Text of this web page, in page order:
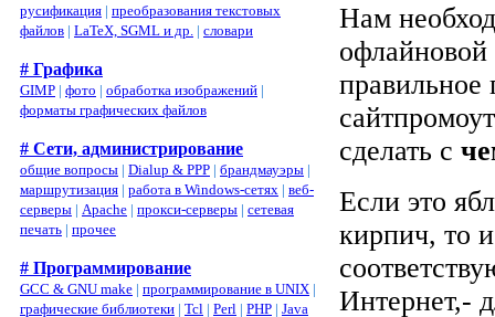
русификация | преобразования текстовых
файлов | LaTeX, SGML и др. | словари
# Графика
GIMP | фото | обработка изображений |
форматы графических файлов
# Сети, администрирование
общие вопросы | Dialup & PPP | брандмауэры |
маршрутизация | работа в Windows-сетях | веб-
серверы | Apache | прокси-серверы | сетевая
печать | прочее
# Программирование
GCC & GNU make | программирование в UNIX |
графические библиотеки | Tcl | Perl | PHP | Java
Нам
офлайновой
правильное
сделать с
Если это
кирпич, то
Интернет,-